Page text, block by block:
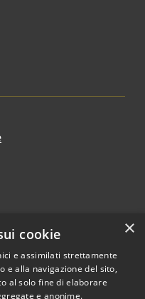
×
cookie
e assimilati strettamente
e alla navigazione del sito,
al solo fine di elaborare
e anonime.